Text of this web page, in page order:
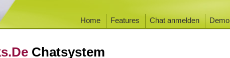
Home Features Chat anmelden Demo
Chatsystem